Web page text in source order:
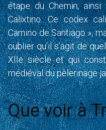
étape du Chemin,
Calixtino. Ce codex
Camino de Santiago »,
oublier qu’il s’agit de
XIIe siècle et qui
médiéval du pèlerinage
Que voir à